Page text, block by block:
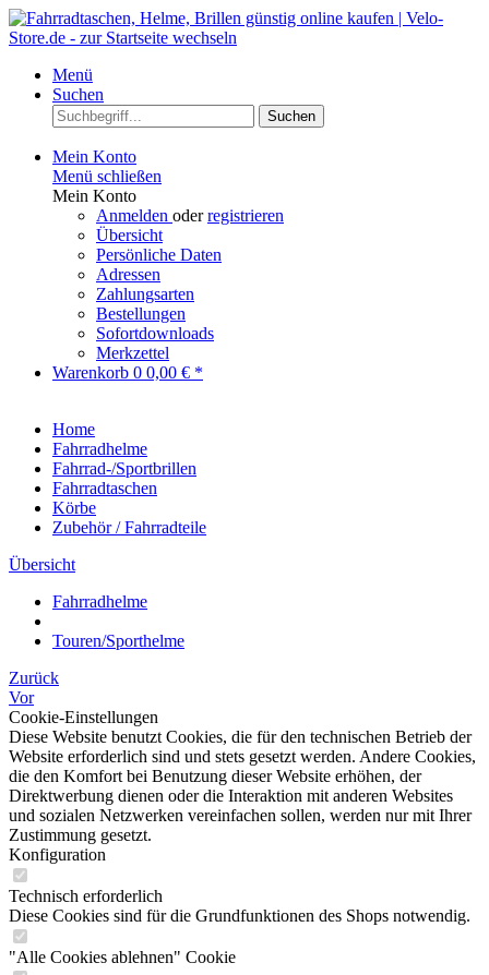
Menü
Suchen
Suchen
Mein Konto
Menü schließen
Mein Konto
Anmelden oderregistrieren
Übersicht
Persönliche Daten
Adressen
Zahlungsarten
Bestellungen
Sofortdownloads
Merkzettel
Warenkorb 0 0,00 € *
Home
Fahrradhelme
Fahrrad-/Sportbrillen
Fahrradtaschen
Körbe
Zubehör / Fahrradteile
Übersicht
Fahrradhelme
Touren/Sporthelme
Zurück
Vor
Cookie-Einstellungen
Diese Website benutzt Cookies, die für den technischen Betrieb der
Website erforderlich sind und stets gesetzt werden. Andere Cookies,
die den Komfort bei Benutzung dieser Website erhöhen, der
Direktwerbung dienen oder die Interaktion mit anderen Websites
und sozialen Netzwerken vereinfachen sollen, werden nur mit Ihrer
Zustimmung gesetzt.
Konfiguration
Technisch erforderlich
Diese Cookies sind für die Grundfunktionen des Shops notwendig.
"Alle Cookies ablehnen" Cookie